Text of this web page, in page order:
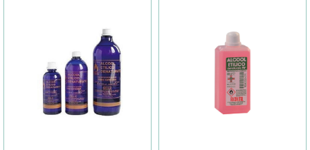
VAGINALE